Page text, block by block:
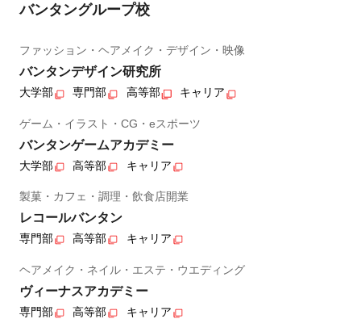
バンタングループ校
ファッション・ヘアメイク・デザイン・映像
バンタンデザイン研究所
大学部 専門部 高等部 キャリア
ゲーム・イラスト・CG・eスポーツ
バンタンゲームアカデミー
大学部 高等部 キャリア
製菓・カフェ・調理・飲食店開業
レコールバンタン
専門部 高等部 キャリア
ヘアメイク・ネイル・エステ・ウエディング
ヴィーナスアカデミー
専門部 高等部 キャリア